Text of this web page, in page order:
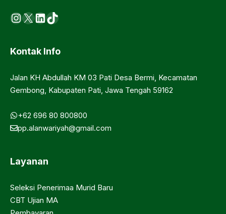
Instagram
X LinkedIn
https://www.tiktok.com/
Kontak Info
Jalan KH Abdullah KM 03 Pati Desa Bermi, Kecamatan
Gembong, Kabupaten Pati, Jawa Tengah 59162
+62 696 80 800800
pp.alanwariyah@gmail.com
Layanan
Seleksi Penerimaa Murid Baru
CBT Ujian MA